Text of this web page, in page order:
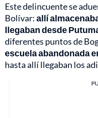
Este delincuente se
Bolívar:allí
llegaban desde
diferentes puntos de
escuela abandonada
hasta allí llegaban los